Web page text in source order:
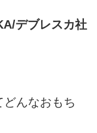
デブレスカ社
んなおもち